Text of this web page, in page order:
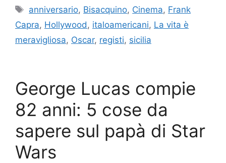
Tag
anniversario, Bisacquino, Cinema, Frank
Capra, Hollywood , italoamericani, La vita è
meravigliosa, Oscar, registi, sicilia
George Lucas compie
82 anni: 5 cose da
sapere sul papà di Star
Wars